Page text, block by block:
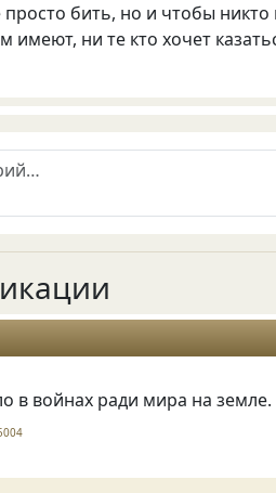
бить, но и чтобы
имеют, ни те кто хочет
в войнах ради мира на земле.